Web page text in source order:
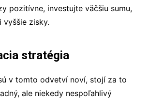
pozitívne, investujte väčšiu sumu,
vyššie zisky.
stratégia
v tomto odvetví noví, stojí za to
ale niekedy nespoľahlivý